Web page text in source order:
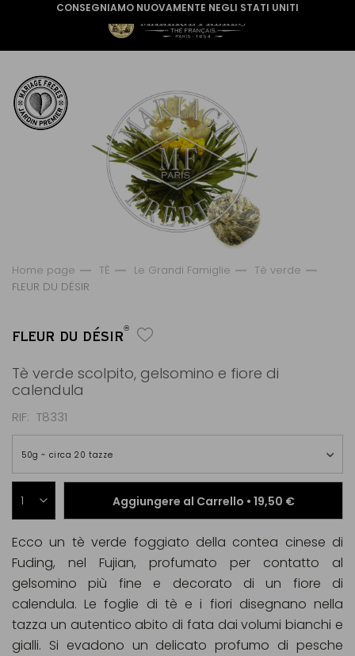
CONSEGNIAMO NUOVAMENTE NEGLI STATI UNITI
Home page TÈ Le Grandi Famiglie
Tè verde
FLEUR DU DÉSIR
FLEUR DU DÉSIR®
Tè verde scolpito, gelsomino e fiore di
calendula
RIF T8331
50g ~ circa 20 tazze
Aggiungere al Carrello • 19,50 €
Ecco un tè verde foggiato della contea cinese di
Fuding, nel Fujian, profumato per contatto al
gelsomino più fine e decorato di un fiore di
calendula. Le foglie di tè e i fiori disegnano nella
tazza un autentico abito di fata dai volumi bianchi e
gialli. Si evadono un delicato profumo di pesche